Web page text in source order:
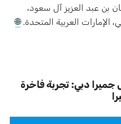
بن عبد العزيز آل سعود،
الإمارات العربية المتحدة.🌐
جميرا دبي: تجربة فاخرة